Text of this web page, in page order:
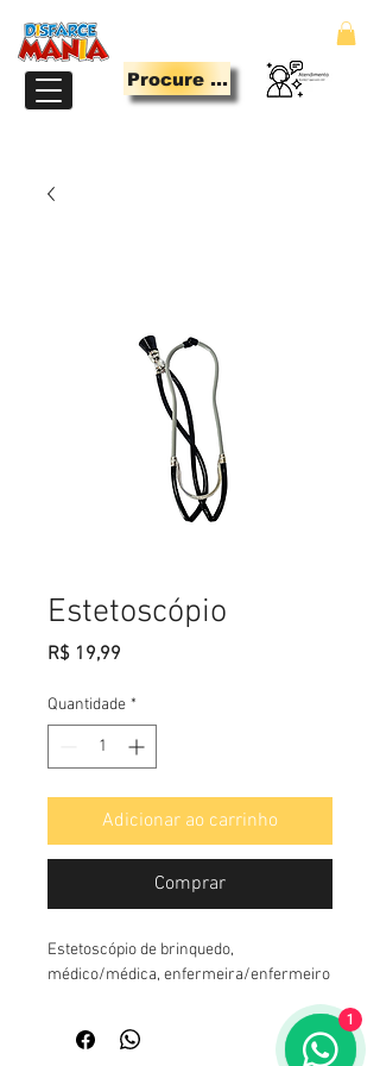
Procure Aqui
Estetoscópio
R$ 19,99
Quantidade *
Adicionar ao carrinho
Comprar
Estetoscópio de brinquedo,
médico/médica, enfermeira/enfermeiro
1